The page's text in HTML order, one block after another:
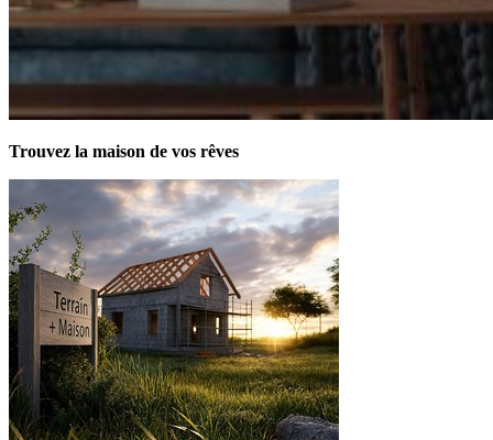
Trouvez la maison de vos rêves